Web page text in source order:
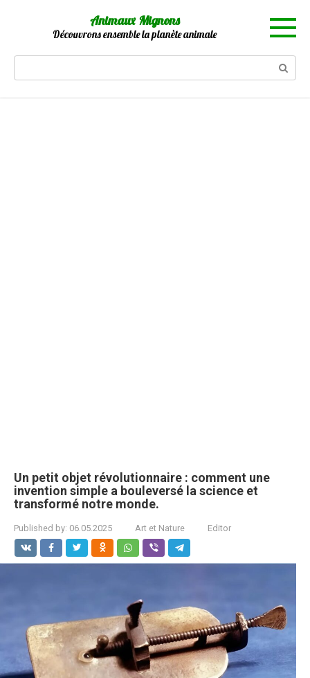
Animaux Mignons
Découvrons ensemble la planète animale
Un petit objet révolutionnaire : comment une
invention simple a bouleversé la science et
transformé notre monde.
Published by: 06.05.2025 Art et Nature Editor